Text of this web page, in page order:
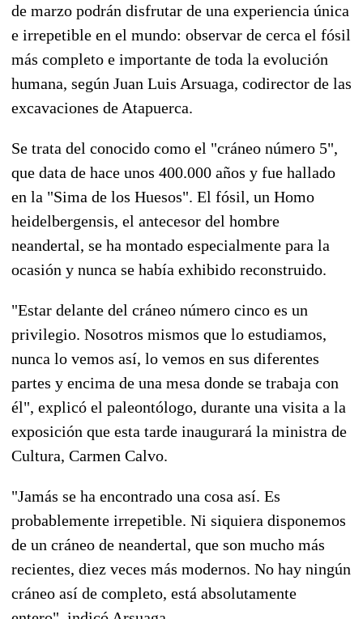
de marzo podrán disfrutar de una experiencia única
e irrepetible en el mundo: observar de cerca el fósil
más completo e importante de toda la evolución
humana, según Juan Luis Arsuaga, codirector de las
excavaciones de Atapuerca.
Se trata del conocido como el "cráneo número 5",
que data de hace unos 400.000 años y fue hallado
en la "Sima de los Huesos". El fósil, un Homo
heidelbergensis, el antecesor del hombre
neandertal, se ha montado especialmente para la
ocasión y nunca se había exhibido reconstruido.
"Estar delante del cráneo número cinco es un
privilegio. Nosotros mismos que lo estudiamos,
nunca lo vemos así, lo vemos en sus diferentes
partes y encima de una mesa donde se trabaja con
él", explicó el paleontólogo, durante una visita a la
exposición que esta tarde inaugurará la ministra de
Cultura, Carmen Calvo.
"Jamás se ha encontrado una cosa así. Es
probablemente irrepetible. Ni siquiera disponemos
de un cráneo de neandertal, que son mucho más
recientes, diez veces más modernos. No hay ningún
cráneo así de completo, está absolutamente